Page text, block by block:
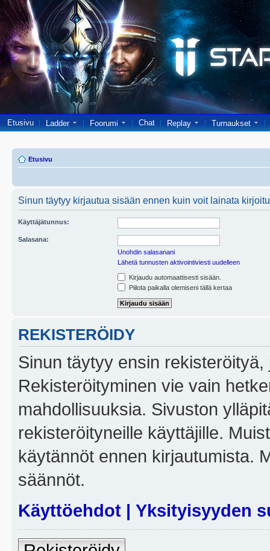
Etusivu Ladder Foorumi Chat Replay Turnaukset
Etusivu
Sinun täytyy kirjautua sisään ennen kuin voit lainata
Käyttäjätunnus:
Salasana:
Unohdin salasanani
Lähetä tunnusten aktivointiviesti uudelleen
Kirjaudu automaattisesti sisään.
Piilota paikalla olemiseni tällä kertaa
REKISTERÖIDY
Sinun täytyy ensin
Rekisteröityminen vie vain
mahdollisuuksia. Sivuston
rekisteröityneille käyttäjille.
käytännöt ennen kirjautumista.
säännöt.
Käyttöehdot | Yksityisyyden